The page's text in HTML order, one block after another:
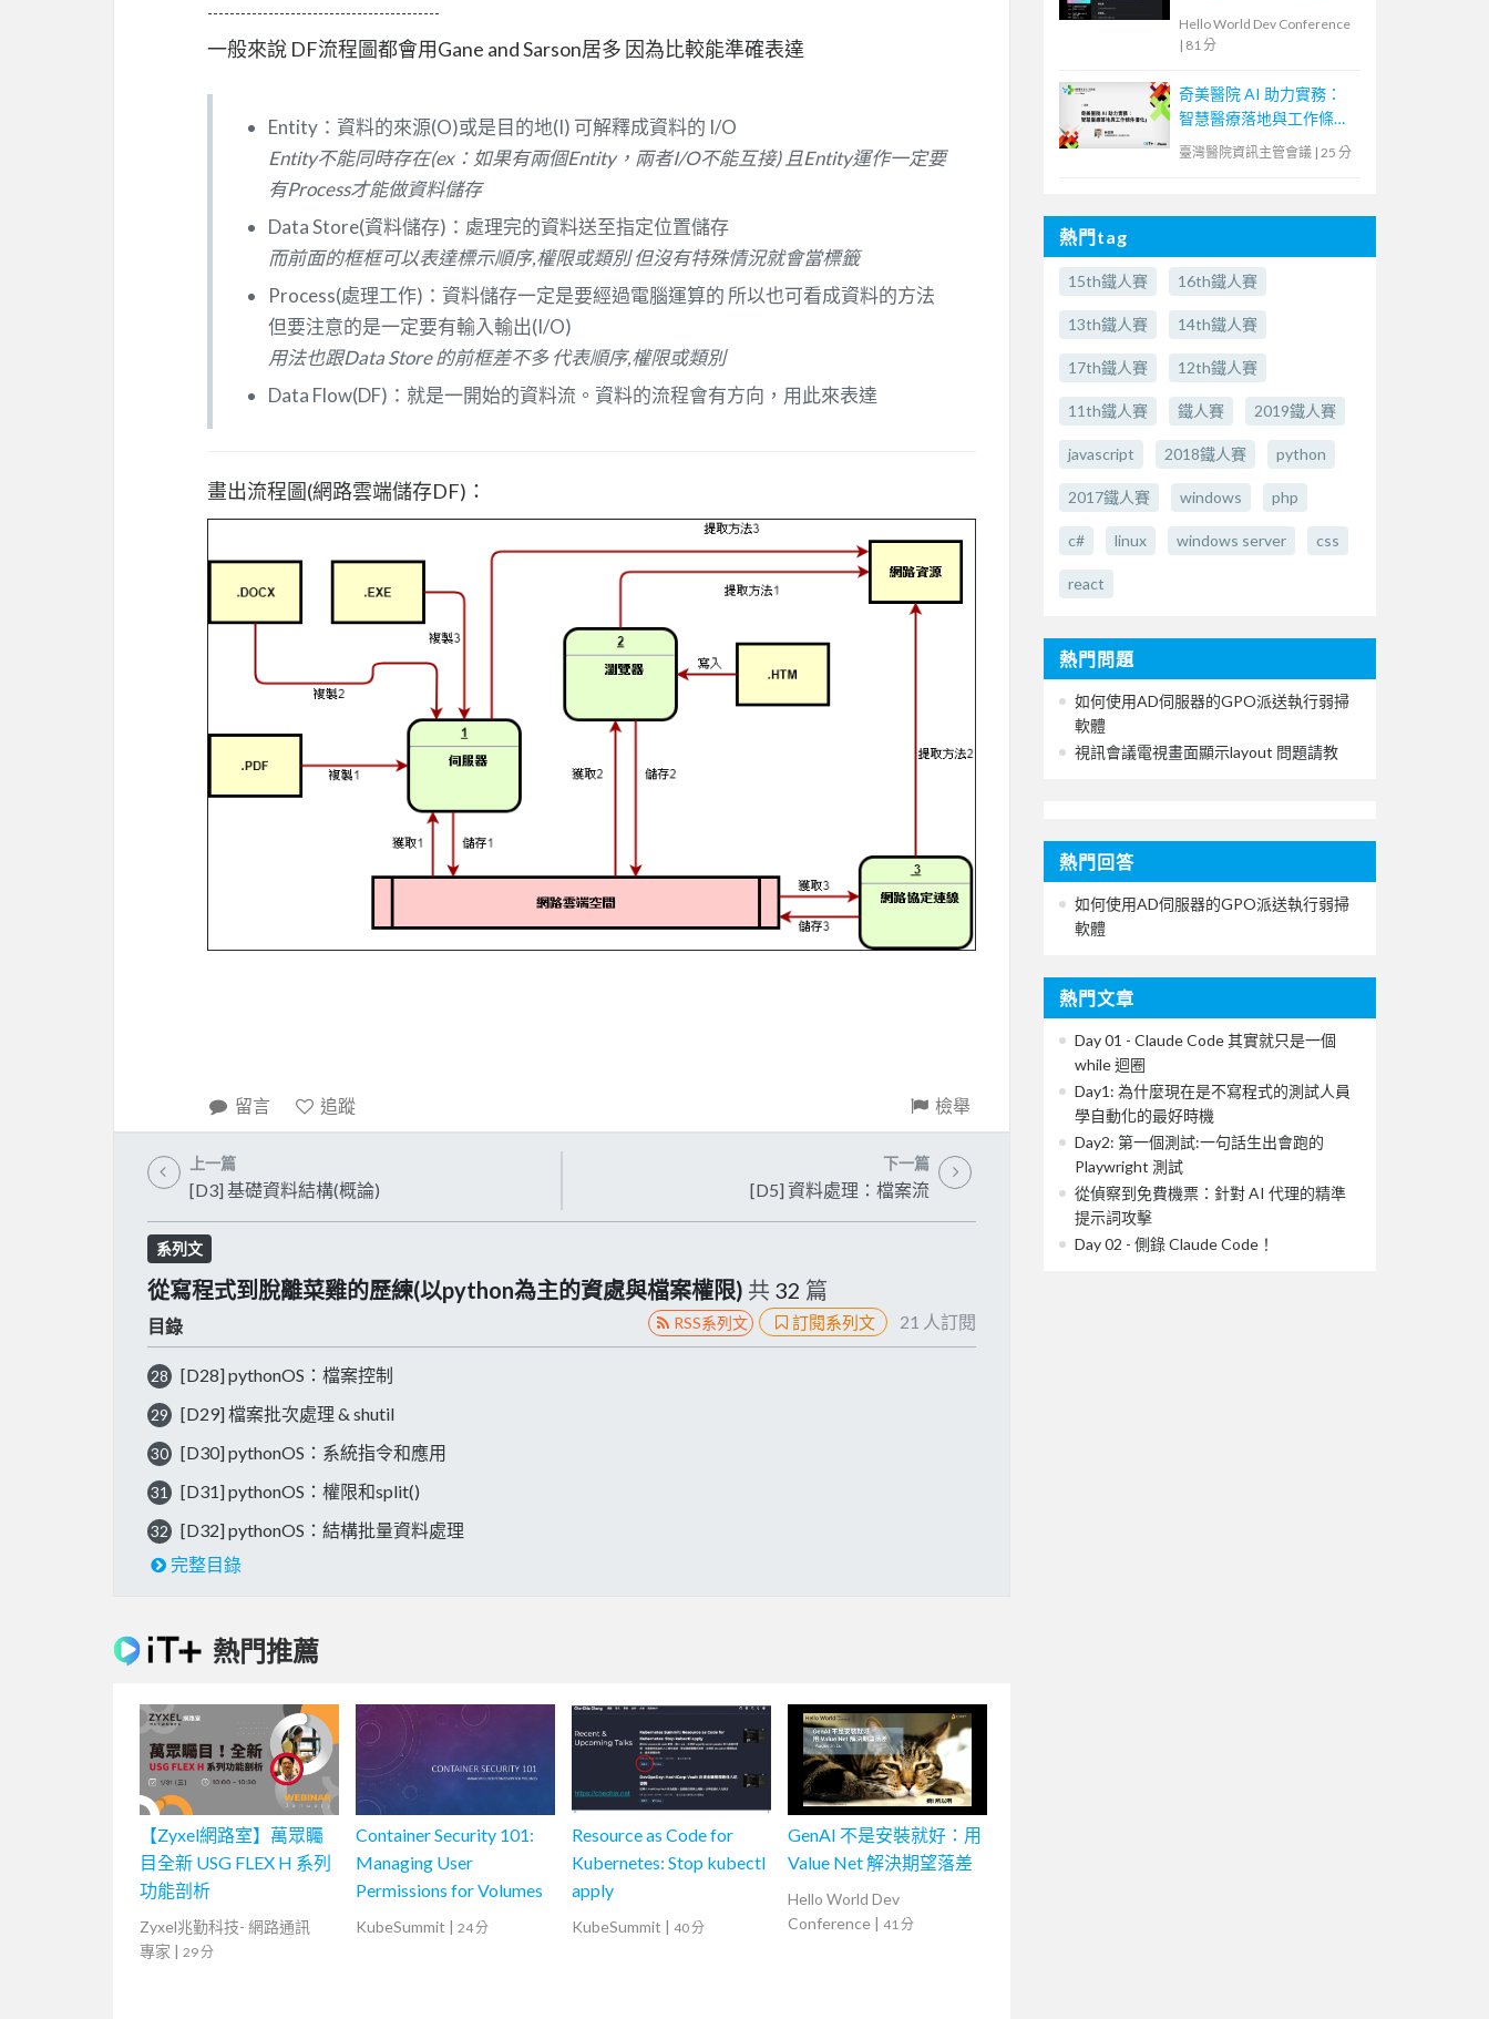
------------------------------------------
一般來說 DF流程圖都會用Gane and Sarson居多 因為比較能準確表達
Entity：資料的來源(O)或是目的地(I) 可解釋成資料的 I/O
Entity不能同時存在(ex：如果有兩個Entity，兩者I/O不能互接) 且Entity運作一定要
有Process才能做資料儲存
Data Store(資料儲存)：處理完的資料送至指定位置儲存
而前面的框框可以表達標示順序,權限或類別 但沒有特殊情況就會當標籤
Process(處理工作)：資料儲存一定是要經過電腦運算的 所以也可看成資料的方法
但要注意的是一定要有輸入輸出(I/O)
用法也跟Data Store 的前框差不多 代表順序,權限或類別
Data Flow(DF)：就是一開始的資料流。資料的流程會有方向，用此來表達
畫出流程圖(網路雲端儲存DF)：
留言 追蹤 檢舉
上一篇
[D3] 基礎資料結構(概論)
下一篇
[D5] 資料處理：檔案流
系列文
從寫程式到脫離菜雞的歷練(以python為主的資處與檔案權限) 共 32 篇
目錄 RSS系列文 訂閱系列文 21 人訂閱
28 [D28] pythonOS：檔案控制
29 [D29] 檔案批次處理 & shutil
30 [D30] pythonOS：系統指令和應用
31 [D31] pythonOS：權限和split()
32
[D32] pythonOS：結構批量資料處理
完整目錄
熱門推薦
【Zyxel網路室】萬眾矚
目全新 USG FLEX H 系列
功能剖析
Zyxel兆勤科技- 網路通訊
專家 | 29 分
Container Security 101:
Managing User
Permissions for Volumes
KubeSummit | 24 分
Resource as Code for
Kubernetes: Stop kubectl
apply
KubeSummit | 40 分
GenAI 不是安裝就好：用
Value Net 解決期望落差
Hello World Dev
Conference | 41 分
Hello World Dev Conference
| 81 分
奇美醫院 AI 助力實務：
智慧醫療落地與工作條件
優化
臺灣醫院資訊主管會議 | 25 分
熱門tag
15th鐵人賽 16th鐵人賽
13th鐵人賽 14th鐵人賽
17th鐵人賽 12th鐵人賽
11th鐵人賽 鐵人賽 2019鐵人賽
javascript 2018鐵人賽 python
2017鐵人賽 windows php
c# linux windows server css
react
熱門問題
如何使用AD伺服器的GPO派送執行弱掃
軟體
視訊會議電視畫面顯示layout 問題請教
熱門回答
如何使用AD伺服器的GPO派送執行弱掃
軟體
熱門文章
Day 01 - Claude Code 其實就只是一個
while 迴圈
Day1: 為什麼現在是不寫程式的測試人員
學自動化的最好時機
Day2: 第一個測試:一句話生出會跑的
Playwright 測試
從偵察到免費機票：針對 AI 代理的精準
提示詞攻擊
Day 02 - 側錄 Claude Code！